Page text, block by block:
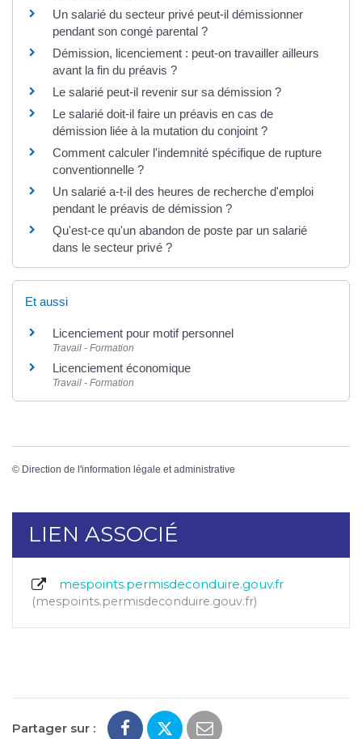
Un salarié du secteur privé peut-il démissionner
pendant son congé parental ?
Démission, licenciement : peut-on travailler ailleurs
avant la fin du préavis ?
Le salarié peut-il revenir sur sa démission ?
Le salarié doit-il faire un préavis en cas de
démission liée à la mutation du conjoint ?
Comment calculer l'indemnité spécifique de rupture
conventionnelle ?
Un salarié a-t-il des heures de recherche d'emploi
pendant le préavis de démission ?
Qu'est-ce qu'un abandon de poste par un salarié
dans le secteur privé ?
Et aussi
Licenciement pour motif personnel
Travail - Formation
Licenciement économique
Travail - Formation
© Direction de l'information légale et administrative
LIEN ASSOCIÉ
mespoints.permisdeconduire.gouv.fr
mespoints.permisdeconduire.gouv.fr
Partager sur :